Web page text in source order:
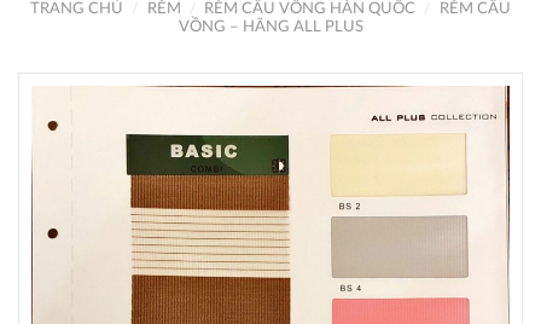
TRANG CHỦ RÈM RÈM CẦU VỒNG HÀN QUỐC
RÈM CẦU
VỒNG – HÃNG ALL PLUS